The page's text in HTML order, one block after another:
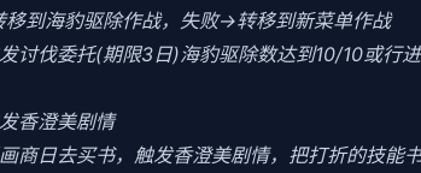
到海豹驱除作战，失败→转移到新菜单作战
讨伐委托(期限3日)海豹驱除数达到10/10或行
香澄美剧情
商日去买书，触发香澄美剧情，把打折的技能